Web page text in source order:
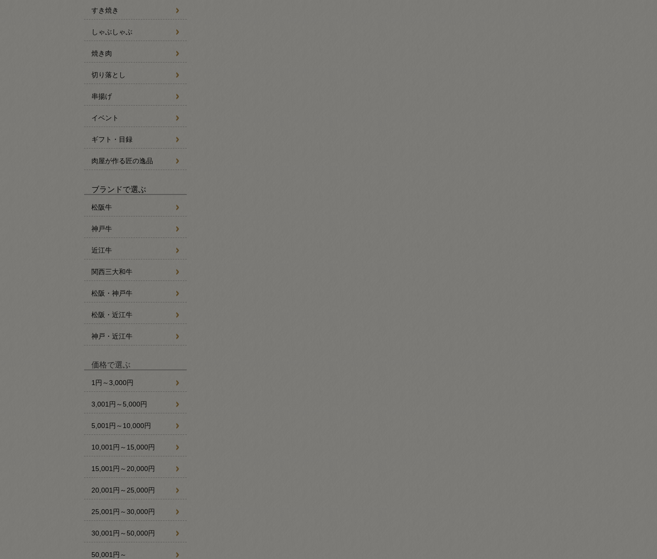
すき焼き
しゃぶしゃぶ
焼き肉
切り落とし
串揚げ
イベント
ギフト・目録
肉屋が作る匠の逸品
ブランドで選ぶ
松阪牛
神戸牛
近江牛
関西三大和牛
松阪・神戸牛
松阪・近江牛
神戸・近江牛
価格で選ぶ
1円～3,000円
3,001円～5,000円
5,001円～10,000円
10,001円～15,000円
15,001円～20,000円
20,001円～25,000円
25,001円～30,000円
30,001円～50,000円
50,001円～